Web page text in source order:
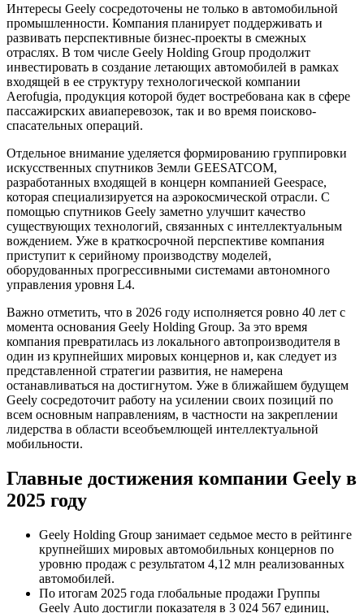
Интересы Geely сосредоточены не только в автомобильной
промышленности. Компания планирует поддерживать и
развивать перспективные бизнес-проекты в смежных
отраслях. В том числе Geely Holding Group продолжит
инвестировать в создание летающих автомобилей в рамках
входящей в ее структуру технологической компании
Aerofugia, продукция которой будет востребована как в сфере
пассажирских авиаперевозок, так и во время поисково-
спасательных операций.
Отдельное внимание уделяется формированию группировки
искусственных спутников Земли GEESATCOM,
разработанных входящей в концерн компанией Geespace,
которая специализируется на аэрокосмической отрасли. С
помощью спутников Geely заметно улучшит качество
существующих технологий, связанных с интеллектуальным
вождением. Уже в краткосрочной перспективе компания
приступит к серийному производству моделей,
оборудованных прогрессивными системами автономного
управления уровня L4.
Важно отметить, что в 2026 году исполняется ровно 40 лет с
момента основания Geely Holding Group. За это время
компания превратилась из локального автопроизводителя в
один из крупнейших мировых концернов и, как следует из
представленной стратегии развития, не намерена
останавливаться на достигнутом. Уже в ближайшем будущем
Geely сосредоточит работу на усилении своих позиций по
всем основным направлениям, в частности на закреплении
лидерства в области всеобъемлющей интеллектуальной
мобильности.
Главные достижения компании Geely в
2025 году
Geely Holding Group занимает седьмое место в рейтинге
крупнейших мировых автомобильных концернов по
уровню продаж с результатом 4,12 млн реализованных
автомобилей.
По итогам 2025 года глобальные продажи Группы
Geely Auto достигли показателя в 3 024 567 единиц,